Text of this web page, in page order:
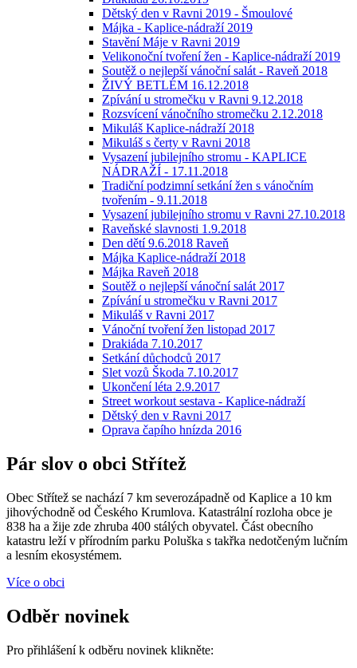
Dětský den v Ravni 2019 - Šmoulové
Májka - Kaplice-nádraží 2019
Stavění Máje v Ravni 2019
Velikonoční tvoření žen - Kaplice-nádraží 2019
Soutěž o nejlepší vánoční salát - Raveň 2018
ŽIVÝ BETLÉM 16.12.2018
Zpívání u stromečku v Ravni 9.12.2018
Rozsvícení vánočního stromečku 2.12.2018
Mikuláš Kaplice-nádraží 2018
Mikuláš s čerty v Ravni 2018
Vysazení jubilejního stromu - KAPLICE
NÁDRAŽÍ - 17.11.2018
Tradiční podzimní setkání žen s vánočním
tvořením - 9.11.2018
Vysazení jubilejního stromu v Ravni 27.10.2018
Raveňské slavnosti 1.9.2018
Den dětí 9.6.2018 Raveň
Májka Kaplice-nádraží 2018
Májka Raveň 2018
Soutěž o nejlepší vánoční salát 2017
Zpívání u stromečku v Ravni 2017
Mikuláš v Ravni 2017
Vánoční tvoření žen listopad 2017
Drakiáda 7.10.2017
Setkání důchodců 2017
Slet vozů Škoda 7.10.2017
Ukončení léta 2.9.2017
Street workout sestava - Kaplice-nádraží
Dětský den v Ravni 2017
Oprava čapího hnízda 2016
Pár slov o obci Střítež
Obec Střítež se nachází 7 km severozápadně od Kaplice a 10 km
jihovýchodně od Českého Krumlova. Katastrální rozloha obce je
838 ha a žije zde zhruba 400 stálých obyvatel. Část obecního
katastru leží v přírodním parku Poluška s takřka nedotčeným lučním
a lesním ekosystémem.
Více o obci
Odběr novinek
Pro přihlášení k odběru novinek klikněte: